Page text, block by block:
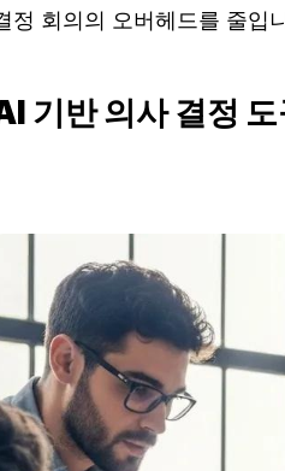
정 회의의 오버헤드를 줄입
기반 의사 결정